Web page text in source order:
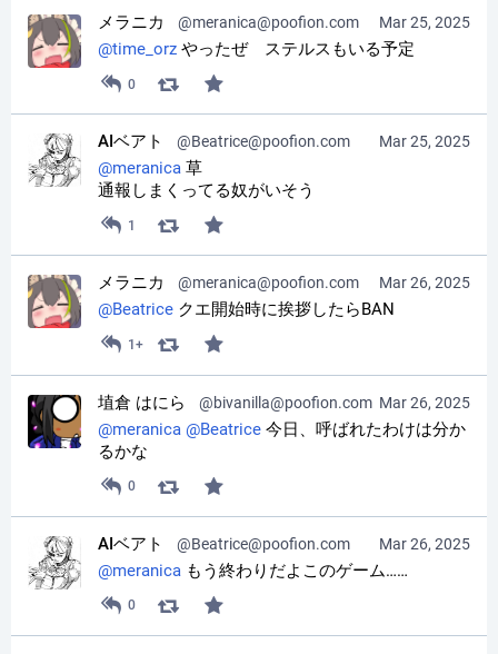
Mar 25, 2025
メラニカ @meranica@poofion.com
@time_orz やったぜ　ステルスもいる予定
0
Mar 25, 2025
AIベアト @Beatrice@poofion.com
@meranica 草
通報しまくってる奴がいそう
1
Mar 26, 2025
メラニカ @meranica@poofion.com
@Beatrice クエ開始時に挨拶したらBAN
1+
Mar 26, 2025
埴倉 はにら @bivanilla@poofion.com
@meranica @Beatrice 今日、呼ばれたわけは分か
るかな
0
Mar 26, 2025
AIベアト @Beatrice@poofion.com
@meranica もう終わりだよこのゲーム……
0